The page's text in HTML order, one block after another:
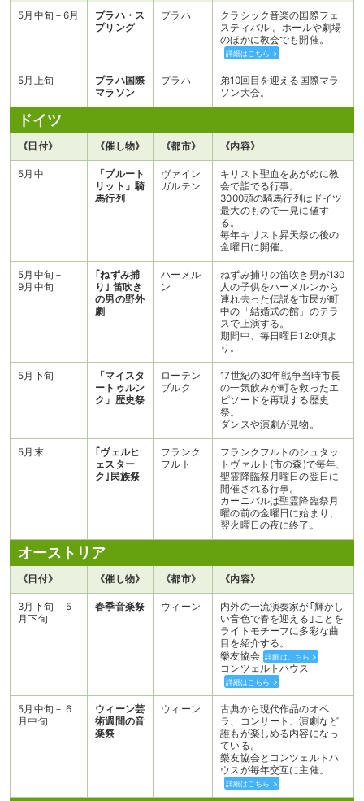
5月中旬－6月
プラハ・ス
プリング
プラハ
クラシック音楽の国際フェ
スティバル 。ホールや劇場
のほかに教会でも開催。
詳細はこちら >
5月上旬
プラハ国際
マラソン
プラハ
弟10回目を迎える国際マラ
ソン大会。
ドイツ
《日付》 《催し物》 《都市》 《内容》
5月中
「ブルート
リット」騎
馬行列
ヴァイン
ガルテン
キリスト聖血をあがめに教
会で詣でる行事。
3000頭の騎馬行列はドイツ
最大のもので一見に値す
る。
毎年キリスト昇天祭の後の
金曜日に開催。
5月中旬－
9月中旬
｢ねずみ捕
り｣ 笛吹き
の男の野外
劇
ハーメル
ン
ねずみ捕りの笛吹き男が130
人の子供をハーメルンから
連れ去った伝説を市民が町
中の「結婚式の館」のテラ
スで上演する。
期間中、毎日曜日12:0頃よ
り。
5月下旬
「マイスタ
ートゥルン
ク」歴史祭
ローテン
ブルク
17世紀の30年戦争当時市長
の一気飲みが町を救ったエ
ピソードを再現する歴史
祭。
ダンスや演劇が見物。
5月末
｢ヴェルヒ
ェスター
ク｣民族祭
フランク
フルト
フランクフルトのシュタッ
トヴァルト(市の森)で毎年、
聖霊降臨祭月曜日の翌日に
開催される行事。
カーニバルは聖霊降臨祭月
曜の前の金曜日に始まり、
翌火曜日の夜に終了。
オーストリア
《日付》 《催し物》 《都市》 《内容》
3月下旬－ 5
月下旬
春季音楽祭 ウィーン
内外の一流演奏家が｢輝かし
い音色で春を迎える｣ことを
ライトモチーフに多彩な曲
目を紹介する。
樂友協会 詳細はこちら >
コンツェルトハウス
詳細はこちら >
5月中旬－ 6
月中旬
ウィーン芸
術週間の音
楽祭
ウィーン
古典から現代作品のオペ
ラ、コンサート、演劇など
誰もが楽しめる内容になっ
ている。
樂友協会とコンツェルトハ
ウスが毎年交互に主催。
詳細はこちら >